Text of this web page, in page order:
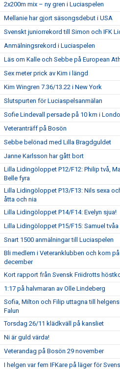
2x200m mix – ny gren i Luciaspelen
Mellanie har gjort säsongsdebut i USA
Svenskt juniorrekord till Simon och IFK
Anmälningsrekord i Luciaspelen
Läs om Kalle och Sebbe på European
Sex meter prick av Kim i längd
Kim Wingren 7.36/13.22 i New York
Slutspurten för Luciaspelsanmälan
Sofie Lindevall persade på 10 km i
Veteranträff på Bosön
Sebbe belönad med Lilla Bragdguldet
Janne Karlsson har gått bort
Lilla Lidingöloppet P12/F12: Philip två,
Belle fyra
Lilla Lidingöloppet P13/F13: Nils sexa
åtta och nia
Lilla Lidingöloppet P14/F14: Evelyn sjua!
Lilla Lidingöloppet P15/F15: Samuel
Snart 1500 anmälningar till Luciaspelen
Bli medlem i Veteranklubben och kom
december
Kort rapport från Svensk Friidrotts
1:17 på halvmaran av Olle Lindeberg
Sofia, Milton och Filip uttagna till
Falun
Torsdag 26/11 klädkväll på kansliet
Ni är guld värda!
Veterandag på Bosön 29 november
I helgen var fem IFKare på läger för